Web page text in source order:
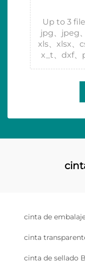
Up to 3
jpg、jpeg
xls、xlsx、
x_t、dxf、
cinta de
cinta
cinta de sellado